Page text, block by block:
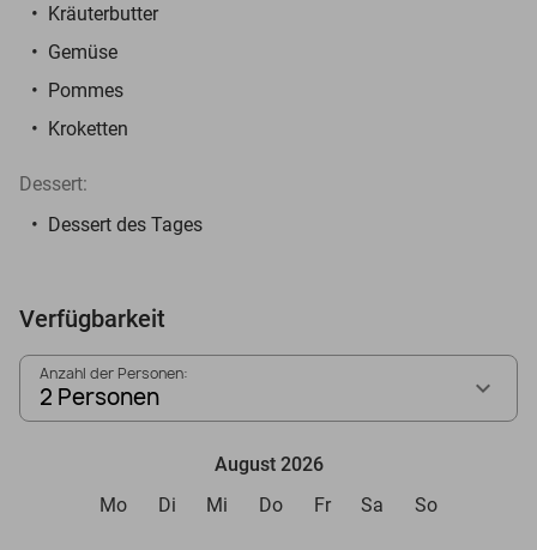
Kräuterbutter
Gemüse
Pommes
Kroketten
Dessert:
Dessert des Tages
Verfügbarkeit
Anzahl der Personen:
2 Personen
August 2026
Mo
Di Mi Do Fr Sa So